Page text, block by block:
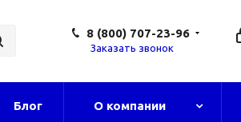
8 (800) 707-23-96
Заказать звонок
Блог О компании